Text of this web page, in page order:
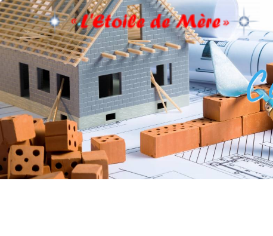
Panneau de gestion des cookies